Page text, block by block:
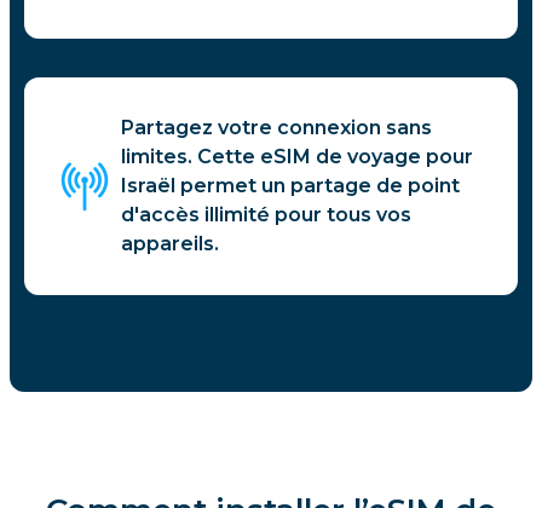
Partagez votre connexion sans
limites. Cette eSIM de voyage pour
Israël permet un partage de point
d'accès illimité pour tous vos
appareils.